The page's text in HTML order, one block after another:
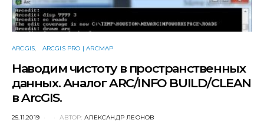
ARCGIS ARCGIS PRO | ARCMAP
Наводим чистоту в пространственных
данных. Аналог ARC/INFO BUILD/CLEAN
в ArcGIS.
POSTED
25.11.2019 АВТОР: АЛЕКСАНДР ЛЕОНОВ